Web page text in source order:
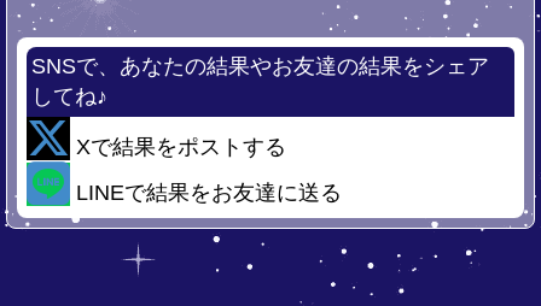
SNSで、あなたの結果やお友達の結果をシェア
してね♪
Xで結果をポストする
LINEで結果をお友達に送る